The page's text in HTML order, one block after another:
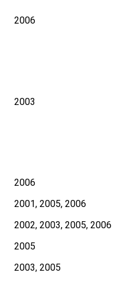
2006
2003
2006
2001, 2005, 2006
2002, 2003, 2005, 2006
2005
2003, 2005